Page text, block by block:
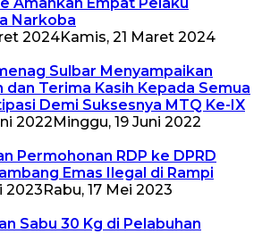
Amankan Empat Pelaku
Narkoba
2024Kamis, 21 Maret 2024
Sulbar Menyampaikan
dan Terima Kasih Kepada Semua
Demi Suksesnya MTQ Ke-IX
2022 Minggu, 19 Juni 2022
Permohonan RDP ke DPRD
Emas Ilegal di Rampi
2023 Rabu, 17 Mei 2023
Sabu 30 Kg di Pelabuhan